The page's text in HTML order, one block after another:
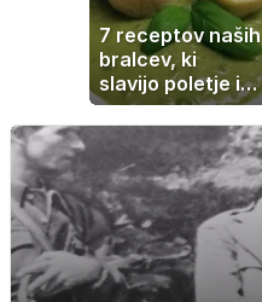
7 receptov naših
bralcev, ki
slavijo poletje in
tradicijo